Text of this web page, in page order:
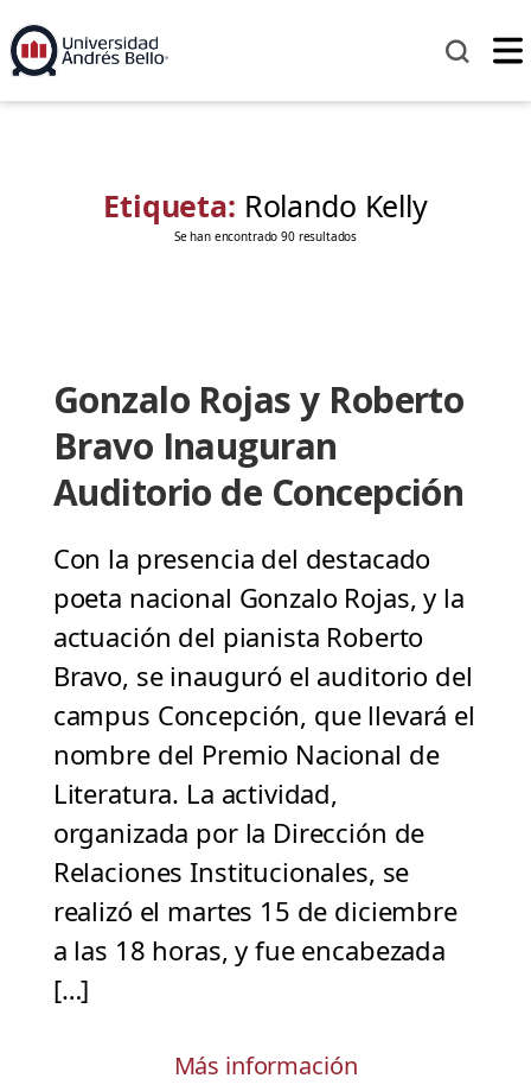
Etiqueta: Rolando Kelly
Se han encontrado 90 resultados
Gonzalo Rojas y Roberto
Bravo Inauguran
Auditorio de Concepción
Con la presencia del destacado
poeta nacional Gonzalo Rojas, y la
actuación del pianista Roberto
Bravo, se inauguró el auditorio del
campus Concepción, que llevará el
nombre del Premio Nacional de
Literatura. La actividad,
organizada por la Dirección de
Relaciones Institucionales, se
realizó el martes 15 de diciembre
a las 18 horas, y fue encabezada
[…]
Más información